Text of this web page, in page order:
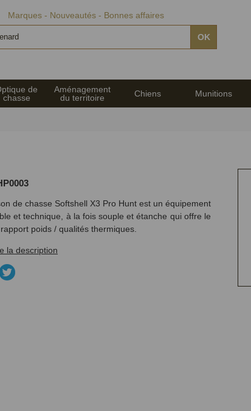
Marques Nouveautés Bonnes affaires
OK
de
chasse
Aménagement
du territoire
Chiens Munitions
de chasse Softshell X3 Pro Hunt est un équipement
et technique, à la fois souple et étanche qui offre le
poids / qualités thermiques.
la description